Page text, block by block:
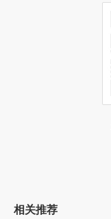
相关推荐